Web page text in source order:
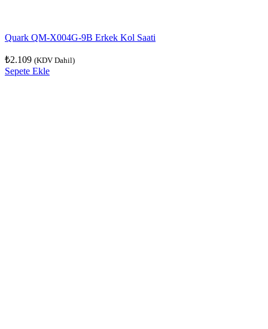
Quark QM-X004G-9B Erkek Kol Saati
₺2.109 (KDV Dahil)
Sepete Ekle